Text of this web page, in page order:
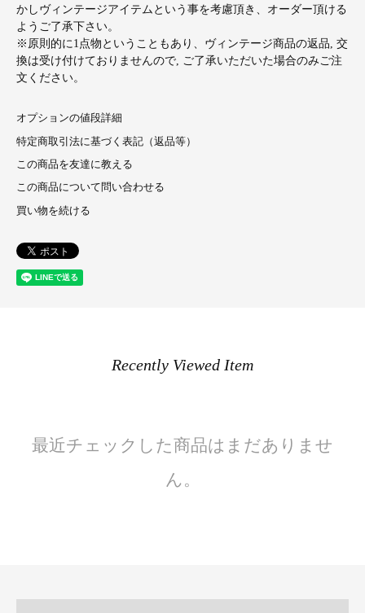
かしヴィンテージアイテムという事を考慮頂き、オーダー頂ける
ようご了承下さい。
※原則的に1点物ということもあり、ヴィンテージ商品の返品, 交
換は受け付けておりませんので, ご了承いただいた場合のみご注
文ください。
オプションの値段詳細
特定商取引法に基づく表記（返品等）
この商品を友達に教える
この商品について問い合わせる
買い物を続ける
Recently Viewed Item
最近チェックした商品はまだありませ
ん。